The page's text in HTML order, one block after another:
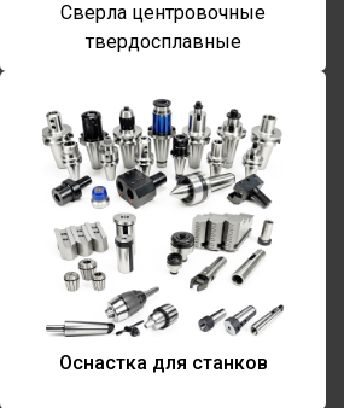
Сверла центровочные
твердосплавные
Оснастка для станков